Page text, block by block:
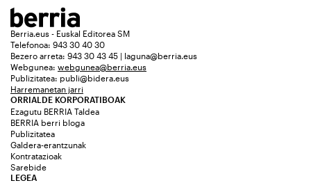
Berria.eus - Euskal Editorea SM
Telefonoa: 943 30 40 30
Bezero arreta: 943 30 43 45 | laguna@berria.eus
Webgunea: webgunea@berria.eus
Publizitatea: publi@bidera.eus
Harremanetan jarri
ORRIALDE KORPORATIBOAK
Ezagutu BERRIA Taldea
BERRIA berri bloga
Publizitatea
Galdera-erantzunak
Kontratazioak
Sarebide
LEGEA